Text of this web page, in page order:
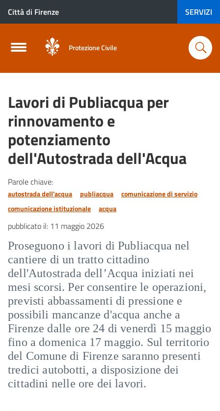
Città di Firenze SERVIZI
Protezione Civile
Lavori di Publiacqua per
rinnovamento e
potenziamento
dell'Autostrada dell'Acqua
Parole chiave:
autostrada dell'acqua publiacqua
comunicazione di servizio
comunicazione istituzionale
acqua
pubblicato il: 11 maggio 2026
Proseguono i lavori di Publiacqua nel
cantiere di un tratto cittadino
dell'Autostrada dell’Acqua iniziati nei
mesi scorsi. Per consentire le operazioni,
previsti abbassamenti di pressione e
possibili mancanze d'acqua anche a
Firenze dalle ore 24 di venerdì 15 maggio
fino a domenica 17 maggio. Sul territorio
del Comune di Firenze saranno presenti
tredici autobotti, a disposizione dei
cittadini nelle ore dei lavori.